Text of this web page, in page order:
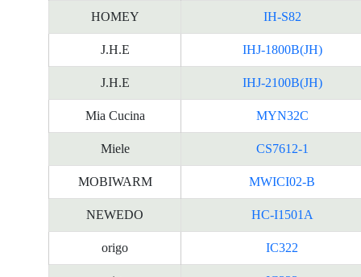
HOMEY IH-S82
J.H.E IHJ-1800B(JH)
J.H.E IHJ-2100B(JH)
Mia Cucina MYN32C
Miele CS7612-1
MOBIWARM MWICI02-B
NEWEDO HC-I1501A
origo IC322